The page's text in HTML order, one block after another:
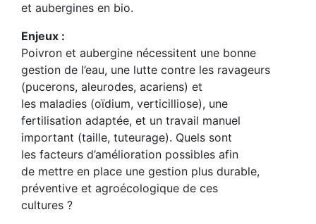
et aubergines en bio.
Enjeux :
Poivron et aubergine nécessitent une bonne
gestion de l’eau, une lutte contre les ravageurs
(pucerons, aleurodes, acariens) et
les maladies (oïdium, verticilliose), une
fertilisation adaptée, et un travail manuel
important (taille, tuteurage). Quels sont
les facteurs d’amélioration possibles afin
de mettre en place une gestion plus durable,
préventive et agroécologique de ces
cultures ?